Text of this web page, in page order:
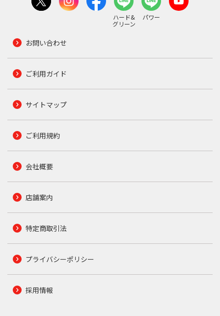
ハード&
グリーン
パワー
お問い合わせ
ご利用ガイド
サイトマップ
ご利用規約
会社概要
店舗案内
特定商取引法
プライバシーポリシー
採用情報